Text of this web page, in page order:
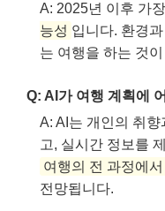
A: 2025년 이후 가
능성 입니다. 환경
는 여행을 하는 것
Q: AI가 여행 계획에
A: AI는 개인의 취
고, 실시간 정보를
여행의 전 과정에
전망됩니다.